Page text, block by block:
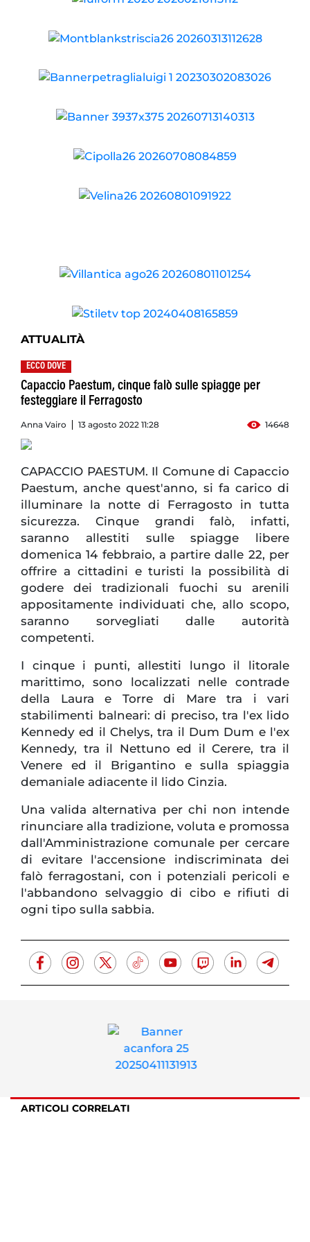
ATTUALITÀ
ECCO DOVE
Capaccio Paestum, cinque falò sulle spiagge per
festeggiare il Ferragosto
Anna Vairo 13 agosto 2022 11:28 14648
CAPACCIO PAESTUM. Il Comune di Capaccio
Paestum, anche quest'anno, si fa carico di
illuminare la notte di Ferragosto in tutta
sicurezza. Cinque grandi falò, infatti,
saranno allestiti sulle spiagge libere
domenica 14 febbraio, a partire dalle 22, per
offrire a cittadini e turisti la possibilità di
godere dei tradizionali fuochi su arenili
appositamente individuati che, allo scopo,
saranno sorvegliati dalle autorità
competenti.
I cinque i punti, allestiti lungo il litorale
marittimo, sono localizzati nelle contrade
della Laura e Torre di Mare tra i vari
stabilimenti balneari: di preciso, tra l'ex lido
Kennedy ed il Chelys, tra il Dum Dum e l'ex
Kennedy, tra il Nettuno ed il Cerere, tra il
Venere ed il Brigantino e sulla spiaggia
demaniale adiacente il lido Cinzia.
Una valida alternativa per chi non intende
rinunciare alla tradizione, voluta e promossa
dall'Amministrazione comunale per cercare
di evitare l'accensione indiscriminata dei
falò ferragostani, con i potenziali pericoli e
l'abbandono selvaggio di cibo e rifiuti di
ogni tipo sulla sabbia.
ARTICOLI CORRELATI